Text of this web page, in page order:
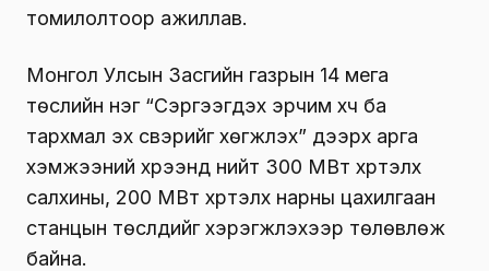
томилолтоор ажиллав.
Монгол Улсын Засгийн газрын 14 мега
төслийн нэг “Сэргээгдэх эрчим хүч ба
тархмал эх үүсвэрийг хөгжүүлэх” дээрх арга
хэмжээний хүрээнд нийт 300 МВт хүртэлх
салхины, 200 МВт хүртэлх нарны цахилгаан
станцын төслүүдийг хэрэгжүүлэхээр төлөвлөж
байна.